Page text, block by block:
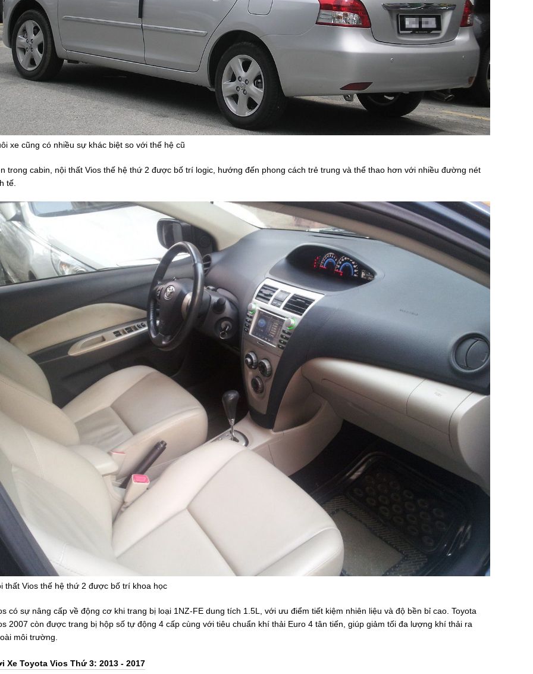
xe cũng có nhiều sự khác biệt so với thế hệ cũ
trong cabin, nội thất Vios thế hệ thứ 2 được bố trí logic, hướng đến phong cách trẻ trung và thể thao hơn với nhiều đường nét
tế.
thất Vios thế hệ thứ 2 được bố trí khoa học
có sự nâng cấp về động cơ khi trang bị loại 1NZ-FE dung tích 1.5L, với ưu điểm tiết kiệm nhiên liệu và độ bền bỉ cao. Toyota
2007 còn được trang bị hộp số tự động 4 cấp cùng với tiêu chuẩn khí thải Euro 4 tân tiến, giúp giảm tối đa lượng khí thải ra
môi trường.
Xe Toyota Vios Thứ 3: 2013 - 2017